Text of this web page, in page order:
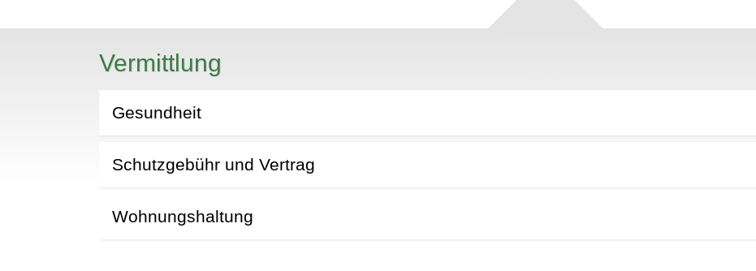
Vermittlung
Gesundheit
Schutzgebühr und Vertrag
Wohnungshaltung